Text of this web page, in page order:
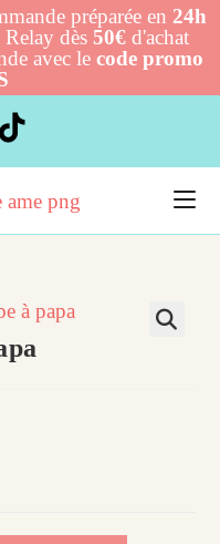
préparée en 24h
dès 50€d'achat
avec le code promo